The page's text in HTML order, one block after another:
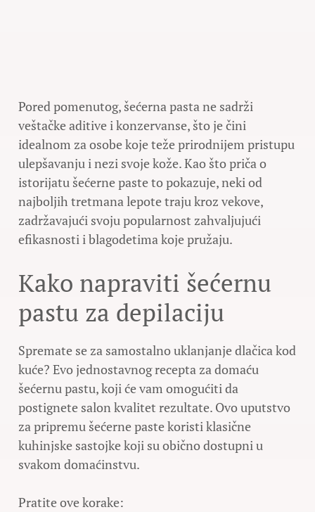
Pored pomenutog, šećerna pasta ne sadrži
veštačke aditive i konzervanse, što je čini
idealnom za osobe koje teže prirodnijem pristupu
ulepšavanju i nezi svoje kože. Kao što priča o
istorijatu šećerne paste to pokazuje, neki od
najboljih tretmana lepote traju kroz vekove,
zadržavajući svoju popularnost zahvaljujući
efikasnosti i blagodetima koje pružaju.
Kako napraviti šećernu
pastu za depilaciju
Spremate se za samostalno uklanjanje dlačica kod
kuće? Evo jednostavnog recepta za domaću
šećernu pastu, koji će vam omogućiti da
postignete salon kvalitet rezultate. Ovo uputstvo
za pripremu šećerne paste koristi klasične
kuhinjske sastojke koji su obično dostupni u
svakom domaćinstvu.
Pratite ove korake: